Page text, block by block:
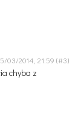
03/2014, 21:59
chyba z